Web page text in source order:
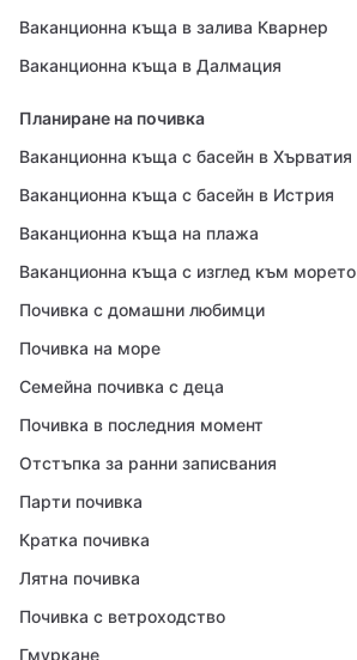
Ваканционна къща в залива Кварнер
Ваканционна къща в Далмация
Планиране на почивка
Ваканционна къща с басейн в Хърватия
Ваканционна къща с басейн в Истрия
Ваканционна къща на плажа
Ваканционна къща с изглед към морето
Почивка с домашни любимци
Почивка на море
Семейна почивка с деца
Почивка в последния момент
Отстъпка за ранни записвания
Парти почивка
Кратка почивка
Лятна почивка
Почивка с ветроходство
Гмуркане